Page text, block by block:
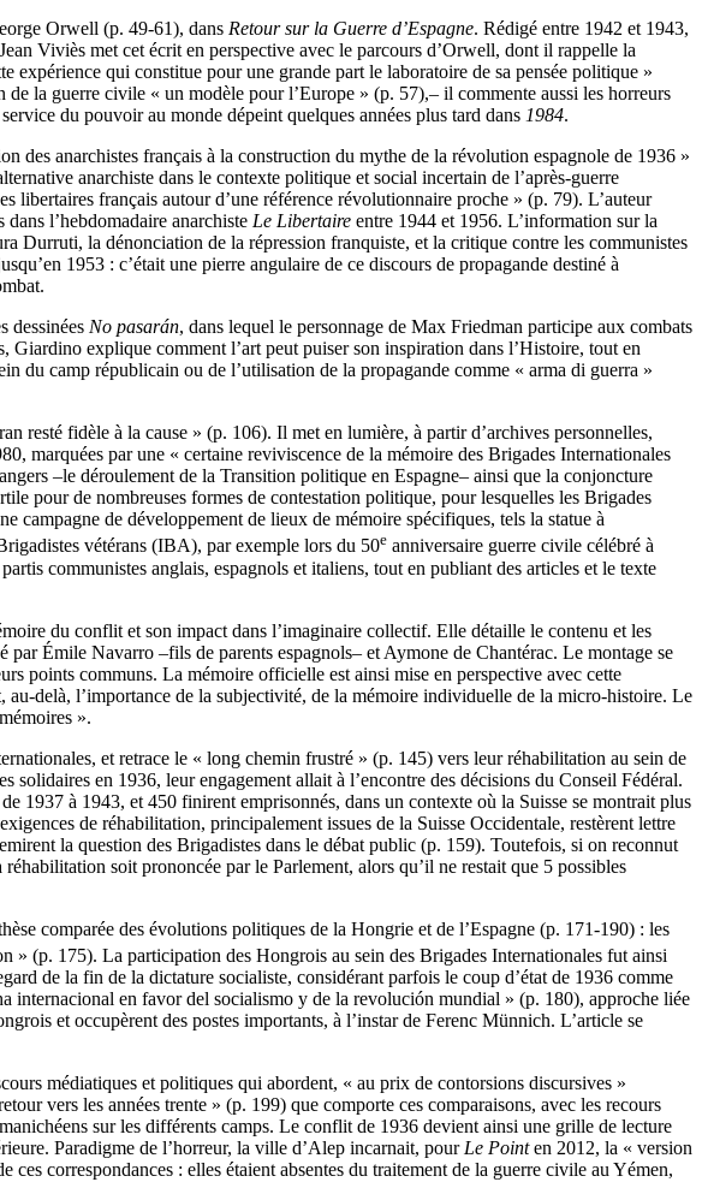
Orwell (p. 49-61), dans Retour sur la Guerre d’Espagne. Rédigé entre 1942 et 1943,
Viviès met cet écrit en perspective avec le parcours d’Orwell, dont il rappelle la
expérience qui constitue pour une grande part le laboratoire de sa pensée politique »
la guerre civile « un modèle pour l’Europe » (p. 57),– il commente aussi les horreurs
du pouvoir au monde dépeint quelques années plus tard dans 1984.
des anarchistes français à la construction du mythe de la révolution espagnole de 1936 »
anarchiste dans le contexte politique et social incertain de l’après-guerre
français autour d’une référence révolutionnaire proche » (p. 79). L’auteur
l’hebdomadaire anarchiste Le Libertaire entre 1944 et 1956. L’information sur la
Durruti, la dénonciation de la répression franquiste, et la critique contre les communistes
1953 : c’était une pierre angulaire de ce discours de propagande destiné à
dessinées No pasarán, dans lequel le personnage de Max Friedman participe aux combats
explique comment l’art peut puiser son inspiration dans l’Histoire, tout en
du camp républicain ou de l’utilisation de la propagande comme « arma di guerra »
resté fidèle à la cause » (p. 106). Il met en lumière, à partir d’archives personnelles,
marquées par une « certaine reviviscence de la mémoire des Brigades Internationales
–le déroulement de la Transition politique en Espagne– ainsi que la conjoncture
pour de nombreuses formes de contestation politique, pour lesquelles les Brigades
campagne de développement de lieux de mémoire spécifiques, tels la statue à
vétérans (IBA), par exemple lors du 50e anniversaire guerre civile célébré à
communistes anglais, espagnols et italiens, tout en publiant des articles et le texte
du conflit et son impact dans l’imaginaire collectif. Elle détaille le contenu et les
Émile Navarro –fils de parents espagnols– et Aymone de Chantérac. Le montage se
points communs. La mémoire officielle est ainsi mise en perspective avec cette
delà, l’importance de la subjectivité, de la mémoire individuelle de la micro-histoire. Le
».
et retrace le « long chemin frustré » (p. 145) vers leur réhabilitation au sein de
en 1936, leur engagement allait à l’encontre des décisions du Conseil Fédéral.
1937 à 1943, et 450 finirent emprisonnés, dans un contexte où la Suisse se montrait plus
de réhabilitation, principalement issues de la Suisse Occidentale, restèrent lettre
la question des Brigadistes dans le débat public (p. 159). Toutefois, si on reconnut
soit prononcée par le Parlement, alors qu’il ne restait que 5 possibles
comparée des évolutions politiques de la Hongrie et de l’Espagne (p. 171-190) : les
» (p. 175). La participation des Hongrois au sein des Brigades Internationales fut ainsi
de la fin de la dictature socialiste, considérant parfois le coup d’état de 1936 comme
internacional en favor del socialismo y de la revolución mundial » (p. 180), approche liée
et occupèrent des postes importants, à l’instar de Ferenc Münnich. L’article se
médiatiques et politiques qui abordent, « au prix de contorsions discursives »
vers les années trente » (p. 199) que comporte ces comparaisons, avec les recours
sur les différents camps. Le conflit de 1936 devient ainsi une grille de lecture
Paradigme de l’horreur, la ville d’Alep incarnait, pour Le Pointen 2012, la « version
correspondances : elles étaient absentes du traitement de la guerre civile au Yémen,